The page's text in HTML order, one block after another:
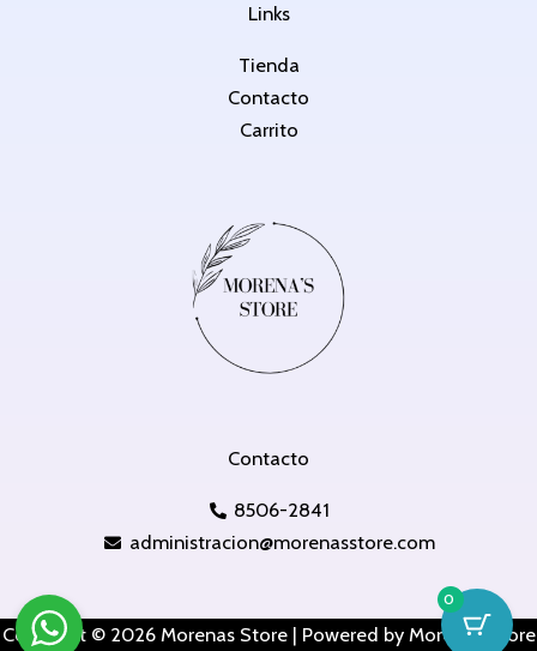
Contacto
8506-2841
administracion@morenasstore.com
Links
Tienda
Contacto
Carrito
Copyright © 2026 Morenas Store | Powered by Morenas Store
0